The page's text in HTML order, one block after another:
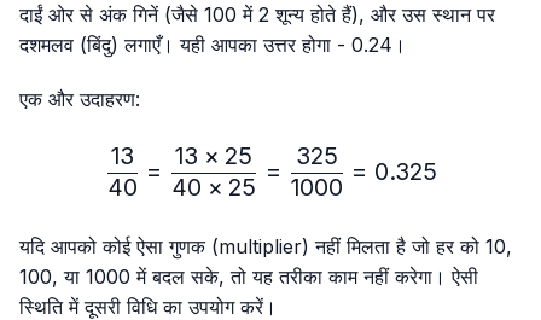
दाईं ओर से अंक गिनें (जैसे 100 में 2 शून्य होते हैं), और उस स्थान पर
दशमलव (बिंदु) लगाएँ। यही आपका उत्तर होगा - 0.24।
एक और उदाहरण:
\frac{13}{40}=\frac{13
40
13
=
40 × 25
13 × 25
=
1000
325
= 0.325
यदि आपको कोई ऐसा गुणक (multiplier) नहीं मिलता है जो हर को 10,
100, या 1000 में बदल सके, तो यह तरीका काम नहीं करेगा। ऐसी
स्थिति में दूसरी विधि का उपयोग करें।